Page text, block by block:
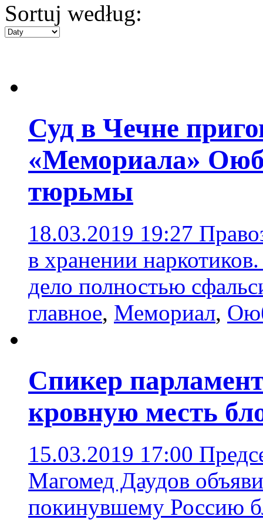
Sortuj według:
Суд в Чечне
«Мемориала»
тюрьмы
18.03.2019 19:27
в хранении
дело полностью
главное, Мемориал,
Спикер
кровную месть
15.03.2019 17:00
Магомед Даудов
покинувшему Россию